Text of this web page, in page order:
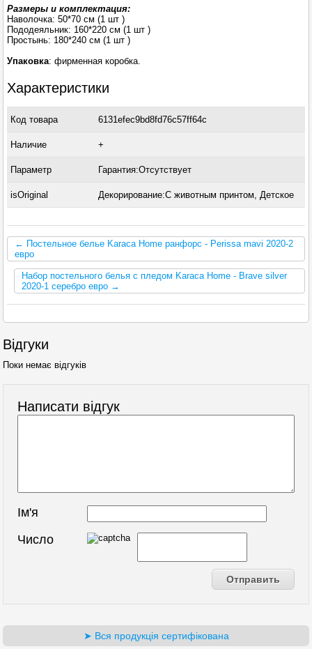
Размеры и комплектация:
Наволочка: 50*70 см (1 шт )
Пододеяльник: 160*220 см (1 шт )
Простынь: 180*240 см (1 шт )
Упаковка: фирменная коробка.
Характеристики
Код товара 6131efec9bd8fd76c57ff64c
Наличие +
Параметр Гарантия:Отсутствует
isOriginal Декорирование:С животным принтом, Детское
← Постельное белье Karaca Home ранфорс - Perissa mavi 2020-2
евро
Набор постельного белья с пледом Karaca Home - Brave silver
2020-1 серебро евро →
Відгуки
Поки немає відгуків
Написати відгук
Ім'я
Число
➤ Вся продукція сертифікована